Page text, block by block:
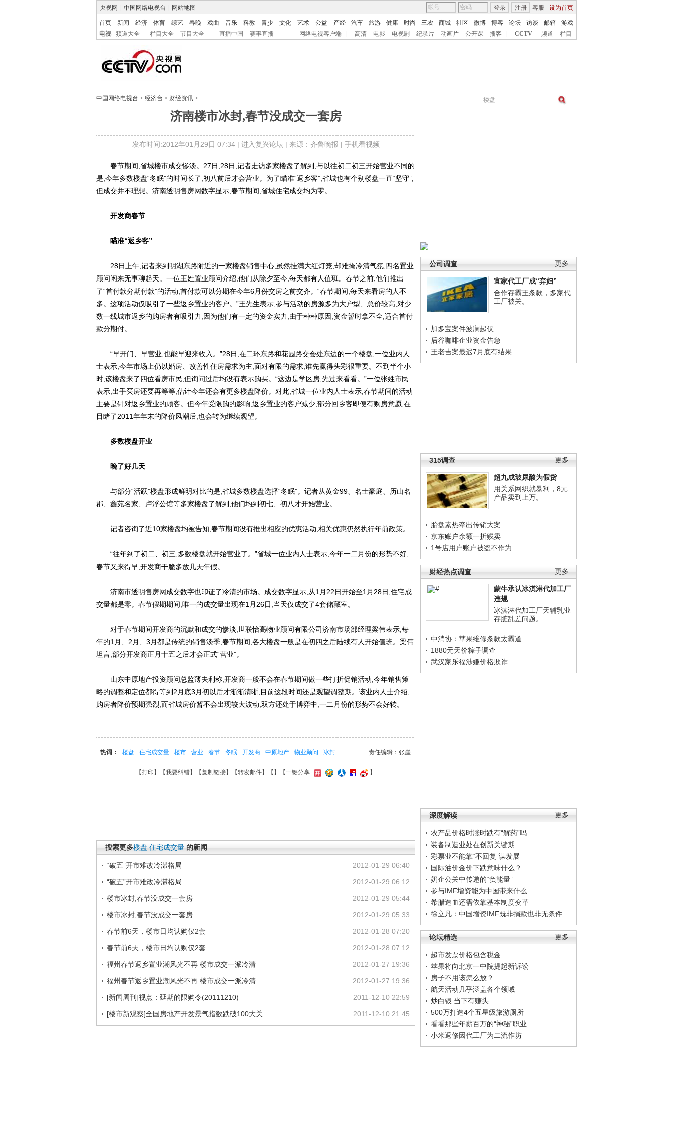
央视网 中国网络电视台 网站地图 客服 设为首页
登录 注册
首页 新闻 经济 体育 综艺 春晚 戏曲 音乐 科教 青少 文化 艺术 公益 产经 汽车 旅游 健康 时尚 三农 商城 社区 微博 博客 论坛 访谈 邮箱
游戏
电视
频道大全 栏目大全 节目大全 直播中国 赛事直播 网络电视客户端 高清 电影 电视剧 纪录片 动画片 公开课 播客 CCTV 频道 栏目
中国网络电视台 > 经济台 > 财经资讯 >
济南楼市冰封,春节没成交一套房
发布时间:2012年01月29日 07:34 | 进入复兴论坛| 来源：齐鲁晚报 | 手机看视频
更多
公司调查
宜家代工厂成“弃妇”
合作存霸王条款，多家代
工厂被关。
加多宝案件波澜起伏
后谷咖啡企业资金告急
王老吉案最迟7月底有结果
更多
315调查
超九成玻尿酸为假货
用关系网织就暴利，8元
产品卖到上万。
胎盘素热牵出传销大案
京东账户余额一折贱卖
1号店用户账户被盗不作为
更多
财经热点调查
蒙牛承认冰淇淋代加工厂
违规
冰淇淋代加工厂天辅乳业
存脏乱差问题。
中消协：苹果维修条款太霸道
1880元天价粽子调查
武汉家乐福涉嫌价格欺诈
更多
深度解读
农产品价格时涨时跌有“解药”吗
装备制造业处在创新关键期
彩票业不能靠“不回复”谋发展
国际油价金价下跌意味什么？
奶企公关中传递的“负能量”
参与IMF增资能为中国带来什么
希腊造血还需依靠基本制度变革
徐立凡：中国增资IMF既非捐款也非无条件
更多
论坛精选
超市发票价格包含税金
苹果将向北京一中院提起新诉讼
房子不用该怎么放？
航天活动几乎涵盖各个领域
炒白银 当下有赚头
500万打造4个五星级旅游厕所
看看那些年薪百万的“神秘”职业
小米返修因代工厂为二流作坊
春节期间,省城楼市成交惨淡。27日,28日,记者走访多家楼盘了解到,与以往初二初三开始营业不同的
是,今年多数楼盘“冬眠”的时间长了,初八前后才会营业。为了瞄准“返乡客”,省城也有个别楼盘一直“坚守”,
但成交并不理想。济南透明售房网数字显示,春节期间,省城住宅成交均为零。
开发商春节
瞄准“返乡客”
28日上午,记者来到明湖东路附近的一家楼盘销售中心,虽然挂满大红灯笼,却难掩冷清气氛,四名置业
顾问闲来无事聊起天。一位王姓置业顾问介绍,他们从除夕至今,每天都有人值班。春节之前,他们推出
了“首付款分期付款”的活动,首付款可以分期在今年6月份交房之前交齐。“春节期间,每天来看房的人不
多。这项活动仅吸引了一些返乡置业的客户。”王先生表示,参与活动的房源多为大户型、总价较高,对少
数一线城市返乡的购房者有吸引力,因为他们有一定的资金实力,由于种种原因,资金暂时拿不全,适合首付
款分期付。
“早开门、早营业,也能早迎来收入。”28日,在二环东路和花园路交会处东边的一个楼盘,一位业内人
士表示,今年市场上仍以婚房、改善性住房需求为主,面对有限的需求,谁先赢得头彩很重要。不到半个小
时,该楼盘来了四位看房市民,但询问过后均没有表示购买。“这边是学区房,先过来看看。”一位张姓市民
表示,出手买房还要再等等,估计今年还会有更多楼盘降价。对此,省城一位业内人士表示,春节期间的活动
主要是针对返乡置业的顾客。但今年受限购的影响,返乡置业的客户减少,部分回乡客即便有购房意愿,在
目睹了2011年年末的降价风潮后,也会转为继续观望。
多数楼盘开业
晚了好几天
与部分“活跃”楼盘形成鲜明对比的是,省城多数楼盘选择“冬眠”。记者从黄金99、名士豪庭、历山名
郡、鑫苑名家、卢浮公馆等多家楼盘了解到,他们均到初七、初八才开始营业。
记者咨询了近10家楼盘均被告知,春节期间没有推出相应的优惠活动,相关优惠仍然执行年前政策。
“往年到了初二、初三,多数楼盘就开始营业了。”省城一位业内人士表示,今年一二月份的形势不好,
春节又来得早,开发商干脆多放几天年假。
济南市透明售房网成交数字也印证了冷清的市场。成交数字显示,从1月22日开始至1月28日,住宅成
交量都是零。春节假期期间,唯一的成交量出现在1月26日,当天仅成交了4套储藏室。
对于春节期间开发商的沉默和成交的惨淡,世联怡高物业顾问有限公司济南市场部经理梁伟表示,每
年的1月、2月、3月都是传统的销售淡季,春节期间,各大楼盘一般是在初四之后陆续有人开始值班。梁伟
坦言,部分开发商正月十五之后才会正式“营业”。
山东中原地产投资顾问总监薄夫利称,开发商一般不会在春节期间做一些打折促销活动,今年销售策
略的调整和定位都得等到2月底3月初以后才渐渐清晰,目前这段时间还是观望调整期。该业内人士介绍,
购房者降价预期强烈,而省城房价暂不会出现较大波动,双方还处于博弈中,一二月份的形势不会好转。
责任编辑：张崖
热词： 楼盘 住宅成交量 楼市 营业 春节 冬眠 开发商 中原地产 物业顾问 冰封
【打印 】【我要纠错】【复制链接】【转发邮件】【 】 【一键分享 】
搜索更多楼盘 住宅成交量 的新闻
2012-01-29 06:40
“破五”开市难改冷滞格局
2012-01-29 06:12
“破五”开市难改冷滞格局
2012-01-29 05:44
楼市冰封,春节没成交一套房
2012-01-29 05:33
楼市冰封,春节没成交一套房
2012-01-28 07:20
春节前6天，楼市日均认购仅2套
2012-01-28 07:12
春节前6天，楼市日均认购仅2套
2012-01-27 19:36
福州春节返乡置业潮风光不再 楼市成交一派冷清
2012-01-27 19:36
福州春节返乡置业潮风光不再 楼市成交一派冷清
2011-12-10 22:59
[新闻周刊]视点：延期的限购令(20111210)
2011-12-10 21:45
[楼市新观察]全国房地产开发景气指数跌破100大关